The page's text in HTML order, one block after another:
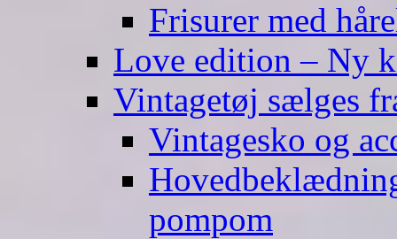
Frisurer med
Love edition – Ny
Vintagetøj sælges
Vintagesko og
pompom